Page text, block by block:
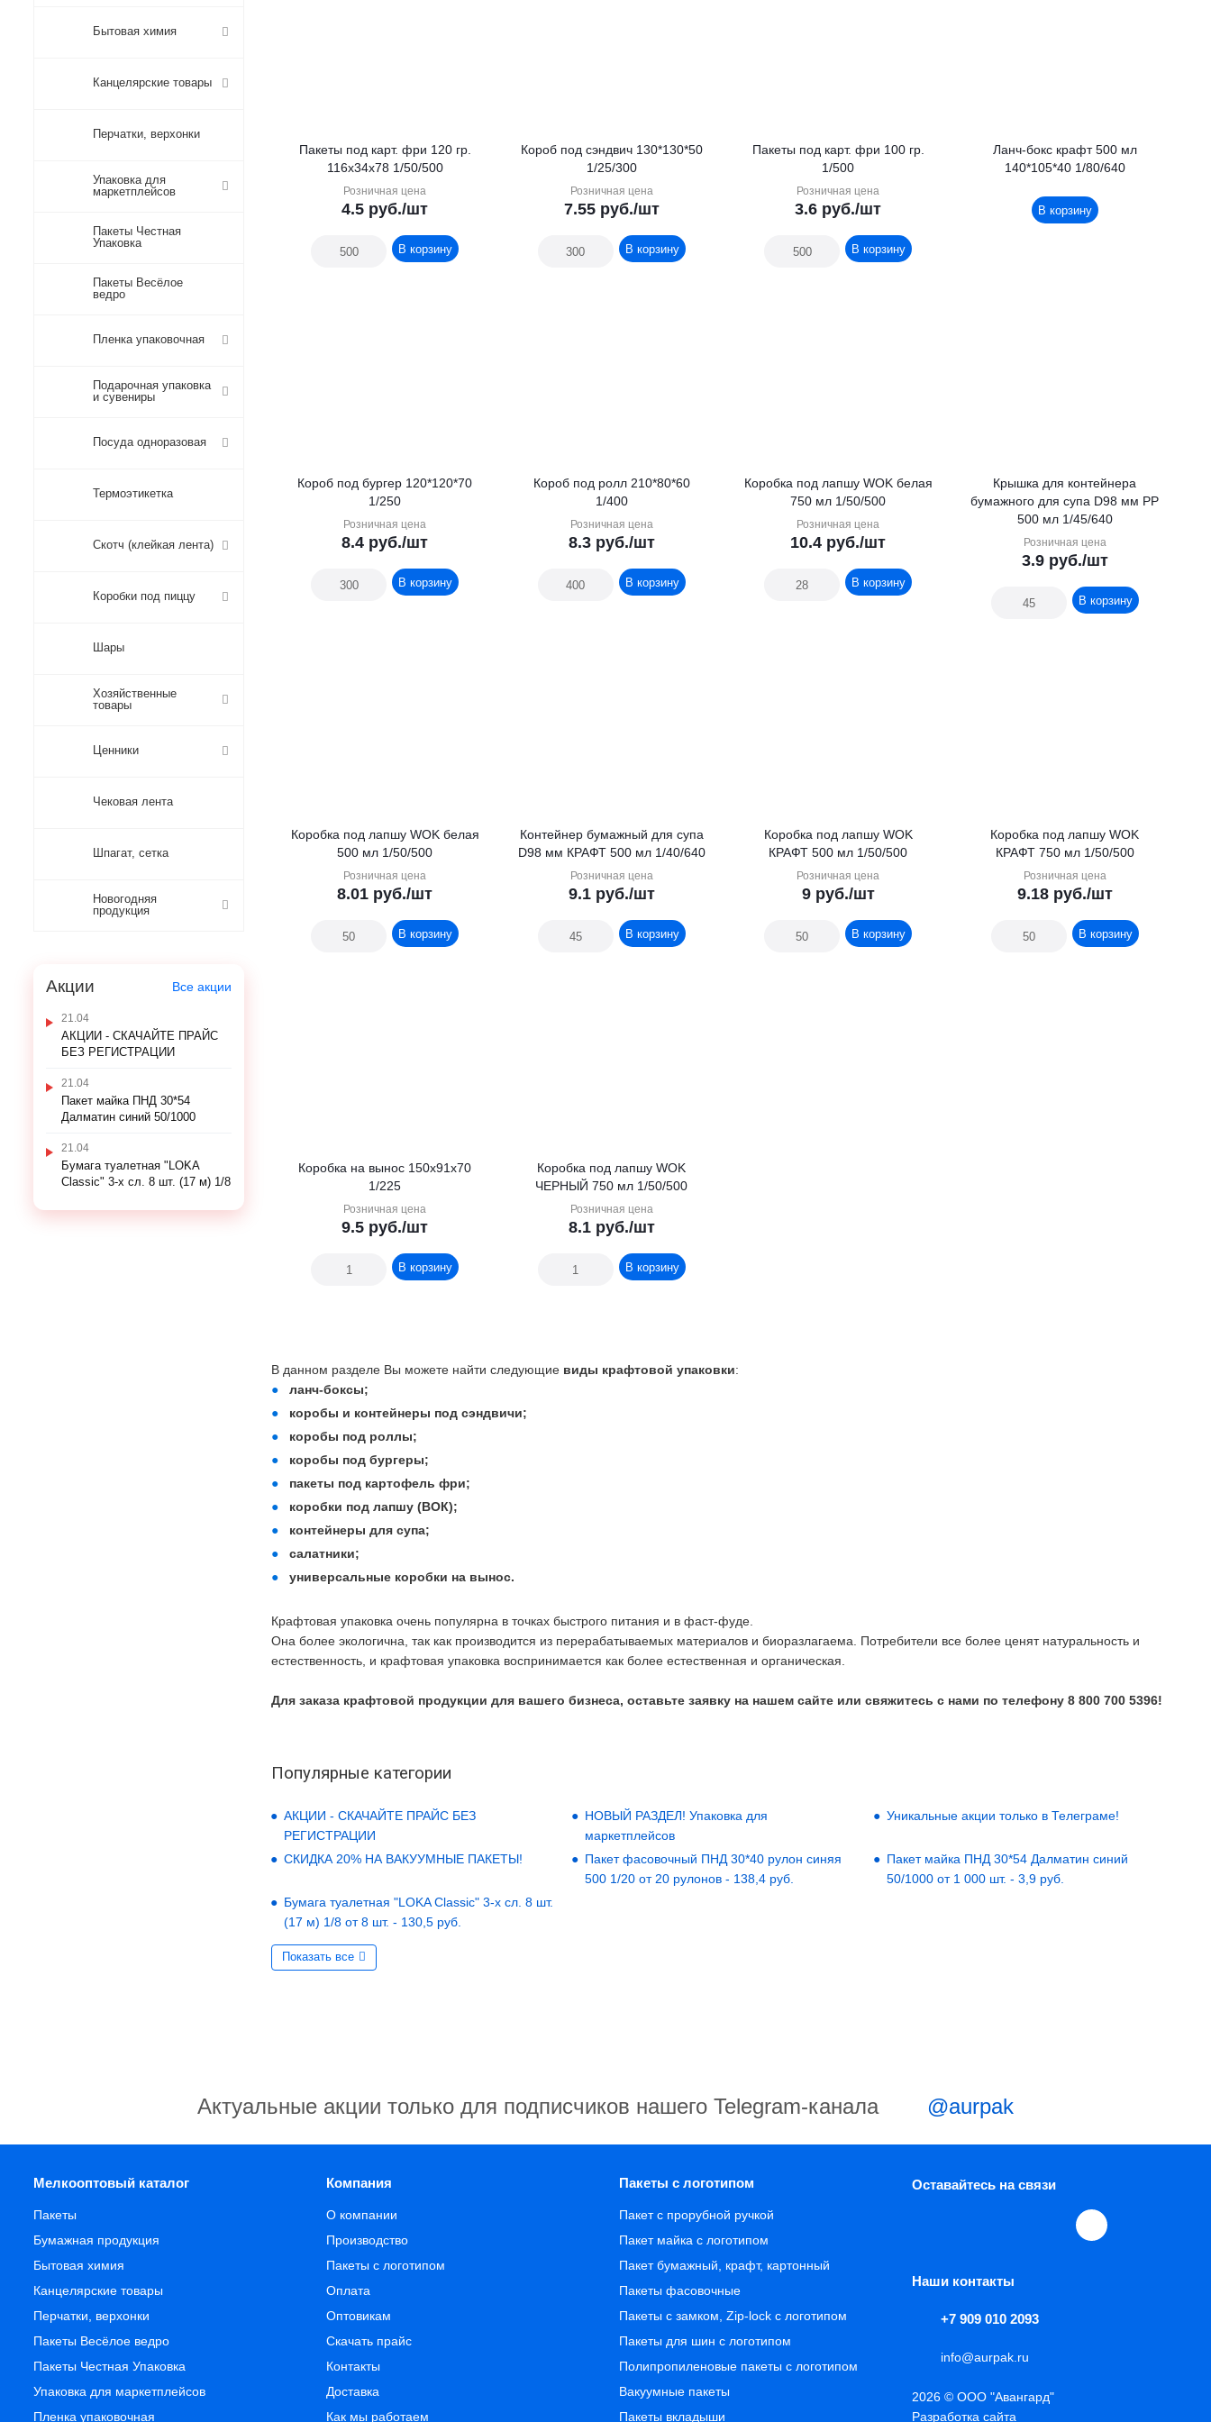
Пакеты под карт. фри 120 гр.
116х34х78 1/50/500
Розничная цена
4.5 руб./шт
В корзину
Короб под сэндвич 130*130*50
1/25/300
Розничная цена
7.55руб./шт
В корзину
Пакеты под карт. фри 100 гр.
1/500
Розничная цена
3.6 руб./шт
В корзину
Ланч-бокс крафт 500 мл
140*105*40 1/80/640
В корзину
Короб под бургер 120*120*70
1/250
Розничная цена
8.4 руб./шт
В корзину
Короб под ролл 210*80*60
1/400
Розничная цена
8.3руб./шт
В корзину
Коробка под лапшу WOK белая
750 мл 1/50/500
Розничная цена
10.4 руб./шт
В корзину
Крышка для контейнера
бумажного для супа D98 мм РР
500 мл 1/45/640
Розничная цена
3.9руб./шт
В корзину
Коробка под лапшу WOK белая
500 мл 1/50/500
Розничная цена
8.01 руб./шт
В корзину
Контейнер бумажный для супа
D98 мм КРАФТ 500 мл 1/40/640
Розничная цена
9.1руб./шт
В корзину
Коробка под лапшу WOK
КРАФТ 500 мл 1/50/500
Розничная цена
9руб./шт
В корзину
Коробка под лапшу WOK
КРАФТ 750 мл 1/50/500
Розничная цена
9.18руб./шт
В корзину
Коробка на вынос 150х91х70
1/225
Розничная цена
9.5 руб./шт
В корзину
Коробка под лапшу WOK
ЧЕРНЫЙ 750 мл 1/50/500
Розничная цена
8.1руб./шт
В корзину
В данном разделе Вы можете найти следующие виды крафтовой упаковки:
ланч-боксы;
коробы и контейнеры под сэндвичи;
коробы под роллы;
коробы под бургеры;
пакеты под картофель фри;
коробки под лапшу (ВОК);
контейнеры для супа;
салатники;
универсальные коробки на вынос.
Крафтовая упаковка очень популярна в точках быстрого питания и в фаст-фуде.
Она более экологична, так как производится из перерабатываемых материалов и биоразлагаема. Потребители все более ценят натуральность и
естественность, и крафтовая упаковка воспринимается как более естественная и органическая.
Для заказа крафтовой продукции для вашего бизнеса, оставьте заявку на нашем сайте или свяжитесь с нами по телефону 8 800 700 5396!
Популярные категории
АКЦИИ - СКАЧАЙТЕ ПРАЙС БЕЗ
РЕГИСТРАЦИИ
НОВЫЙ РАЗДЕЛ! Упаковка для
маркетплейсов
Уникальные акции только в Телеграме!
СКИДКА 20% НА ВАКУУМНЫЕ ПАКЕТЫ!
Пакет фасовочный ПНД 30*40 рулон синяя
500 1/20 от 20 рулонов - 138,4 руб.
Пакет майка ПНД 30*54 Далматин синий
50/1000 от 1 000 шт. - 3,9 руб.
Бумага туалетная "LOKA Classic" 3-х сл. 8 шт.
(17 м) 1/8 от 8 шт. - 130,5 руб.
Показать все
Бытовая химия
Канцелярские товары
Перчатки, верхонки
Упаковка для
маркетплейсов
Пакеты Честная
Упаковка
Пакеты Весёлое
ведро
Пленка упаковочная
Подарочная упаковка
и сувениры
Посуда одноразовая
Термоэтикетка
Скотч (клейкая лента)
Коробки под пиццу
Шары
Хозяйственные
товары
Ценники
Чековая лента
Шпагат, сетка
Новогодняя
продукция
Акции Все акции
21.04
АКЦИИ - СКАЧАЙТЕ ПРАЙС
БЕЗ РЕГИСТРАЦИИ
21.04
Пакет майка ПНД 30*54
Далматин синий 50/1000
21.04
Бумага туалетная "LOKA
Classic" 3-х сл. 8 шт. (17 м) 1/8
Актуальные акции только для подписчиков нашего Telegram-канала @aurpak
Мелкооптовый каталог
Пакеты
Бумажная продукция
Бытовая химия
Канцелярские товары
Перчатки, верхонки
Пакеты Весёлое ведро
Пакеты Честная Упаковка
Упаковка для маркетплейсов
Пленка упаковочная
Компания
О компании
Производство
Пакеты с логотипом
Оплата
Оптовикам
Скачать прайс
Контакты
Доставка
Как мы работаем
Пакеты с логотипом
Пакет с прорубной ручкой
Пакет майка с логотипом
Пакет бумажный, крафт, картонный
Пакеты фасовочные
Пакеты с замком, Zip-lock с логотипом
Пакеты для шин с логотипом
Полипропиленовые пакеты с логотипом
Вакуумные пакеты
Пакеты вкладыши
Оставайтесь на связи
Наши контакты
+7 909 010 2093
info@aurpak.ru
2026 © ООО "Авангард"
Разработка сайта